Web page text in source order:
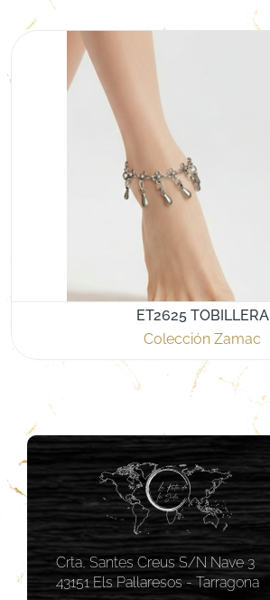
ET2625 TOBILLERA
Colección Zamac
Crta, Santes Creus S/N Nave 3
43151 Els Pallaresos - Tarragona